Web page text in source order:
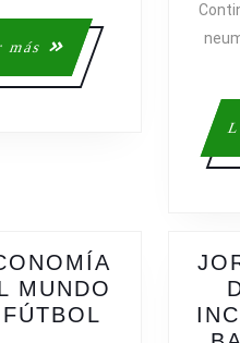
DEPORTE
más
Leer
más
MUNDO